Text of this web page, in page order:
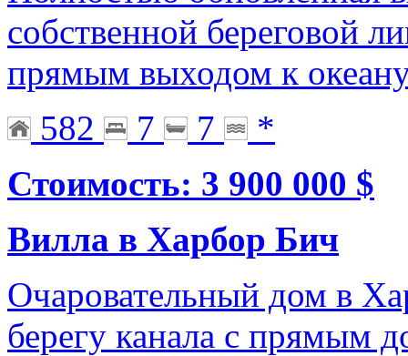
собственной береговой
прямым выходом к
582
7 7
*
Стоимость: 3 900 000 $
Вилла в Харбор Бич
Очаровательный дом в
берегу канала с прямым